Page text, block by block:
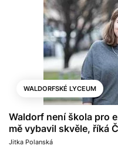
WALDORFSKÉ LYCEUM
Waldorf není škola pro
mě vybavil skvěle, říká
Jitka Polanská